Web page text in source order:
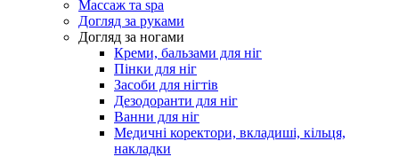
Массаж та spa
Догляд за руками
Догляд за ногами
Креми, бальзами для ніг
Пінки для ніг
Засоби для нігтів
Дезодоранти для ніг
Ванни для ніг
Медичні коректори, вкладиші, кільця,
накладки